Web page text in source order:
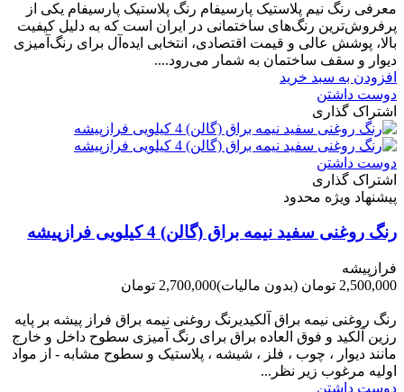
معرفی رنگ نیم پلاستیک پارسیفام رنگ پلاستیک پارسیفام یکی از
پرفروش‌ترین رنگ‌های ساختمانی در ایران است که به دلیل کیفیت
بالا، پوشش عالی و قیمت اقتصادی، انتخابی ایده‌آل برای رنگ‌آمیزی
دیوار و سقف ساختمان به شمار می‌رود....
افزودن به سبد خرید
دوست داشتن
اشتراک گذاری
دوست داشتن
اشتراک گذاری
پیشنهاد ویژه محدود
رنگ روغنی سفید نیمه براق (گالن) 4 کیلویی فرازپیشه
فرازپیشه
2,500,000 تومان
(بدون مالیات)2,700,000 تومان
رنگ روغنی نیمه براق آلکیدیرنگ روغنی نیمه براق فراز پیشه بر پایه
رزین آلکید و فوق العاده براق برای رنگ آمیزی سطوح داخل و خارج
مانند دیوار ، چوب ، فلز ، شیشه ، پلاستیک و سطوح مشابه - از مواد
اولیه مرغوب زیر نظر...
دوست داشتن